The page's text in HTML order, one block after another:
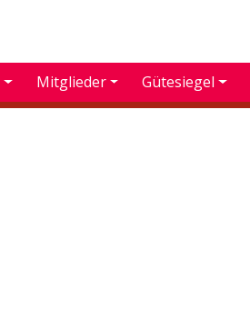
Mitglieder Gütesiegel